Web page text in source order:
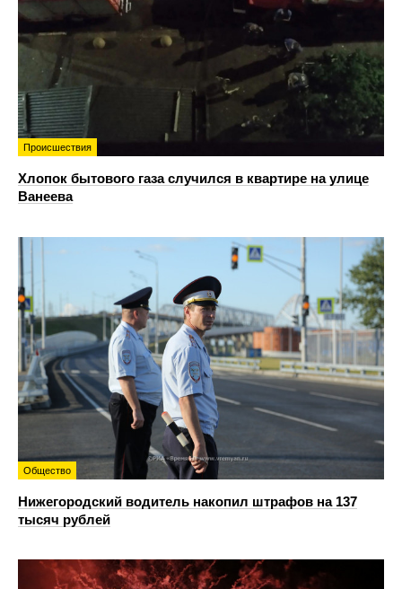
Происшествия
Хлопок бытового газа случился в квартире на улице
Ванеева
Общество
Нижегородский водитель накопил штрафов на 137
тысяч рублей